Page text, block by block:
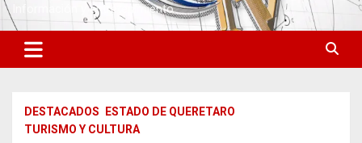
Información y entretenimiento
DESTACADOS
ESTADO DE QUERETARO
TURISMO Y CULTURA